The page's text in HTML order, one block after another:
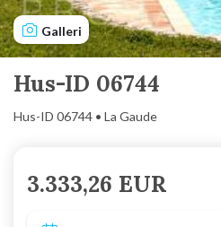
Galleri
Hus-ID 06744
Hus-ID 06744 • La Gaude
3.333,26 EUR